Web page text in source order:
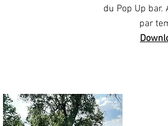
du Pop Up bar.
par